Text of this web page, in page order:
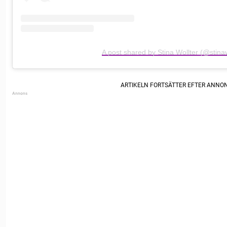
A post shared by Stina Wollter